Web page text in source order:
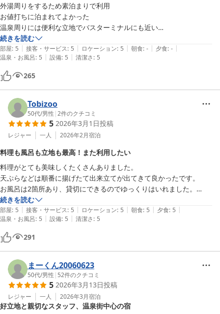
外湯周りをするため素泊まりで利用
お値打ちに泊まれてよかった
温泉周りには便利な立地でバスターミナルにも近い
内湯は利用してませんがシャワーは24時間利用できるそう
お茶や水のサービスもありレンジやWi-Fiあり　ハンガーたくさんも何
気に嬉しい　程よく放っておいていただけて使い勝手がよかったです
食堂は定休日だったのは残念でしたがまた機会があれば是非利用したい
お宿でした
続きを読む
部屋: 5 | 接客・サービス: 5 | ロケーション: 5 | 朝食: - | 夕食: - |
温泉・お風呂: 5 | 設備: 5 | 清潔さ: 5
265
Tobizoo
50代/男性 |2件のクチコミ
5 2026年3月1日投稿
レジャー 一人 2026年2月宿泊
料理も風呂も立地も最高！また利用したい
料理がとても美味しくたくさんありました。
天ぷらなどは順番に揚げたて出来立てが出てきて良かったです。
お風呂は2箇所あり、貸切にできるのでゆっくりはいれました。
スキー場に行くのに循環バス停が近くにあることや動く歩道(遊ロード)
を使用すれば徒歩でも近くて立地も最高でした。
またぜひ利用させていただきたいです。
続きを読む
部屋: 5 | 接客・サービス: 5 | ロケーション: 5 | 朝食: 5 | 夕食: 5 |
温泉・お風呂: 5 | 設備: 5 | 清潔さ: 5
291
まーくん20060623
50代/男性 | 52件のクチコミ
5 2026年3月13日投稿
レジャー 一人 2026年3月宿泊
好立地と親切なスタッフ、温泉街中心の宿